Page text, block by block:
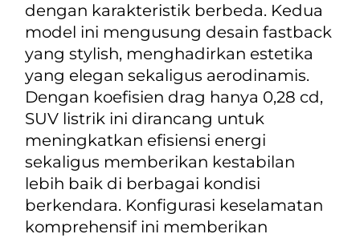
dengan karakteristik berbeda. Kedua
model ini mengusung desainfastback
yangstylish, menghadirkan estetika
yang elegan sekaligus aerodinamis.
Dengan koefisien drag hanya 0,28 cd,
SUV listrik ini dirancang untuk
meningkatkan efisiensi energi
sekaligus memberikan kestabilan
lebih baik di berbagai kondisi
berkendara. Konfigurasi keselamatan
komprehensif ini memberikan